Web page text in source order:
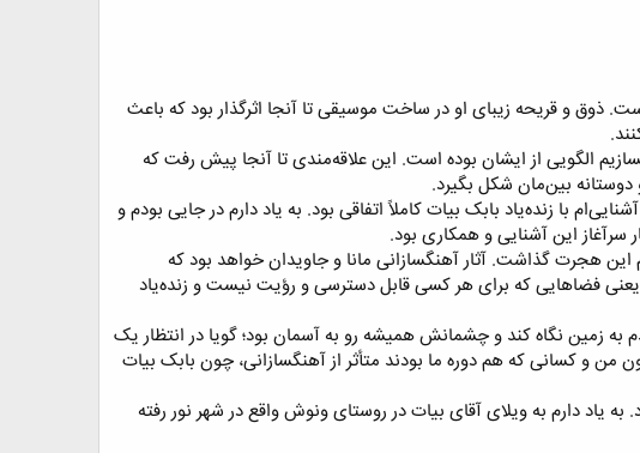
ذوق و قریحه زیبای او در ساخت موسیقی تا آنجا اثرگذار بود که باعث
الگویی از ایشان بوده است. این علاقه‌مندی تا آنجا پیش رفت که
دوستانه بین‌مان شکل بگیرد.​
با زنده‌یاد بابک بیات کاملاً اتفاقی بود. به یاد دارم در جایی بودم و
سرآغاز این آشنایی و همکاری بود.​
این هجرت گذاشت. آثار آهنگسازانی مانا و جاویدان خواهد بود که
فضا‌هایی که برای هر کسی قابل دسترسی و رؤیت نیست و زنده‌یاد
زمین نگاه کند و چشمانش همیشه رو به آسمان بود؛ گویا در انتظار یک
من و کسانی که هم دوره ما بودند متأثر از آهنگسازانی، چون بابک بیات
یاد دارم به ویلای آقای بیات در روستای ونوش واقع در شهر نور رفته